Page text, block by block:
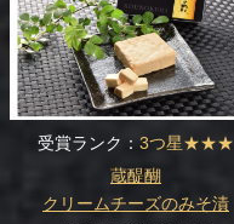
受賞ランク： 3つ星★★★
蔵醍醐
クリームチーズのみそ漬